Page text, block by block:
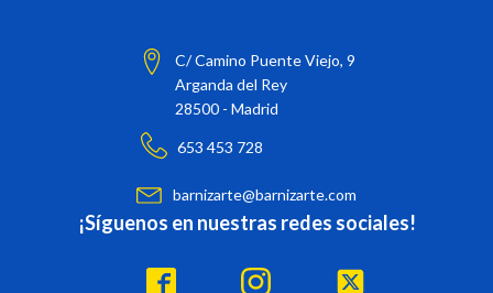
C/ Camino Puente Viejo, 9
Arganda del Rey
28500 - Madrid
653 453 728
barnizarte@barnizarte.com
¡Síguenos en nuestras redes sociales!